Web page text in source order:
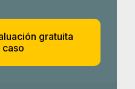
gratuita
caso